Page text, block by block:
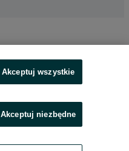
Akceptuj wszystkie
Akceptuj niezbędne